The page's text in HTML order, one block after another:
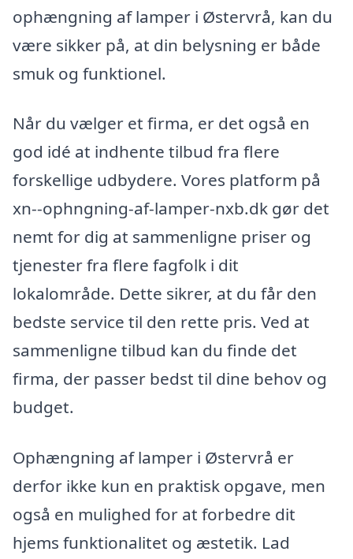
ophængning af lamper i Østervrå, kan du
være sikker på, at din belysning er både
smuk og funktionel.
Når du vælger et firma, er det også en
god idé at indhente tilbud fra flere
forskellige udbydere. Vores platform på
xn--ophngning-af-lamper-nxb.dk gør det
nemt for dig at sammenligne priser og
tjenester fra flere fagfolk i dit
lokalområde. Dette sikrer, at du får den
bedste service til den rette pris. Ved at
sammenligne tilbud kan du finde det
firma, der passer bedst til dine behov og
budget.
Ophængning af lamper i Østervrå er
derfor ikke kun en praktisk opgave, men
også en mulighed for at forbedre dit
hjems funktionalitet og æstetik. Lad